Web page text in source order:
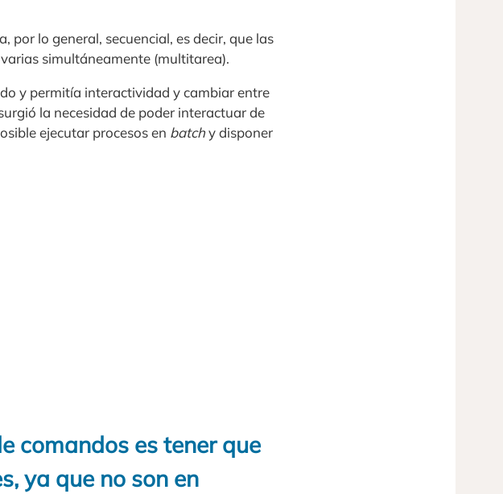
por lo general, secuencial, es decir, que las
simultáneamente (multitarea).
y permitía interactividad y cambiar entre
la necesidad de poder interactuar de
ejecutar procesos en batchy disponer
comandos es tener que
ya que no son en